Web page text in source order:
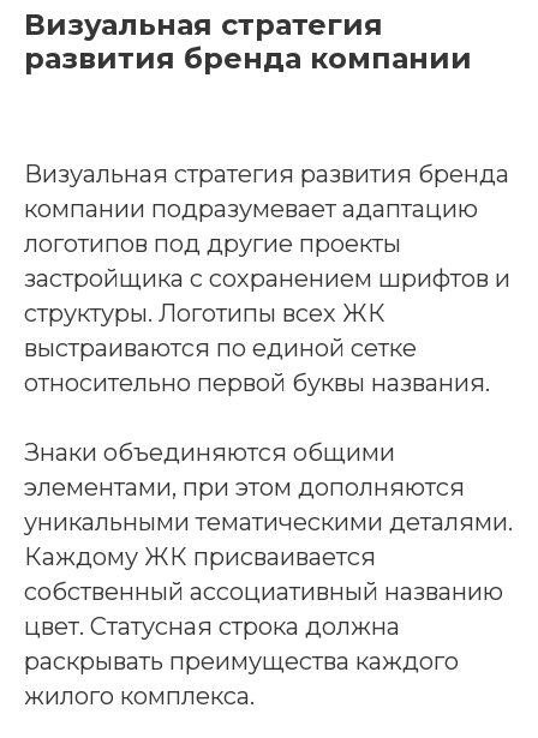
Визуальная стратегия
развития бренда компании
Визуальная стратегия развития бренда
компании подразумевает адаптацию
логотипов под другие проекты
застройщика с сохранением шрифтов и
структуры. Логотипы всех ЖК
выстраиваются по единой сетке
относительно первой буквы названия.
Знаки объединяются общими
элементами, при этом дополняются
уникальными тематическими деталями.
Каждому ЖК присваивается
собственный ассоциативный названию
цвет. Статусная строка должна
раскрывать преимущества каждого
жилого комплекса.